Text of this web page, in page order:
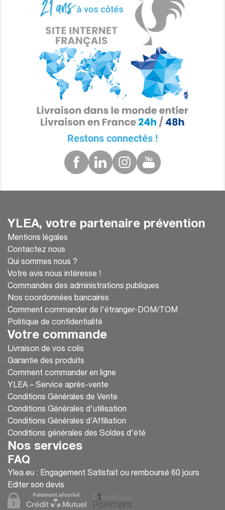
Restons connectés !
YLEA, votre partenaire prévention
Mentions légales
Contactez nous
Qui sommes nous ?
Votre avis nous intéresse !
Commandes des administrations publiques
Nos coordonnées bancaires
Comment commander de l'étranger-DOM/TOM
Politique de confidentialité
Votre commande
Livraison de vos colis
Garantie des produits
Comment commander en ligne
YLEA – Service après-vente
Conditions Générales de Vente
Conditions Générales d'utilisation
Conditions Générales d’Affiliation
Conditions générales des Soldes d'été
Nos services
FAQ
Ylea.eu : Engagement Satisfait ou remboursé 60 jours
Editer son devis